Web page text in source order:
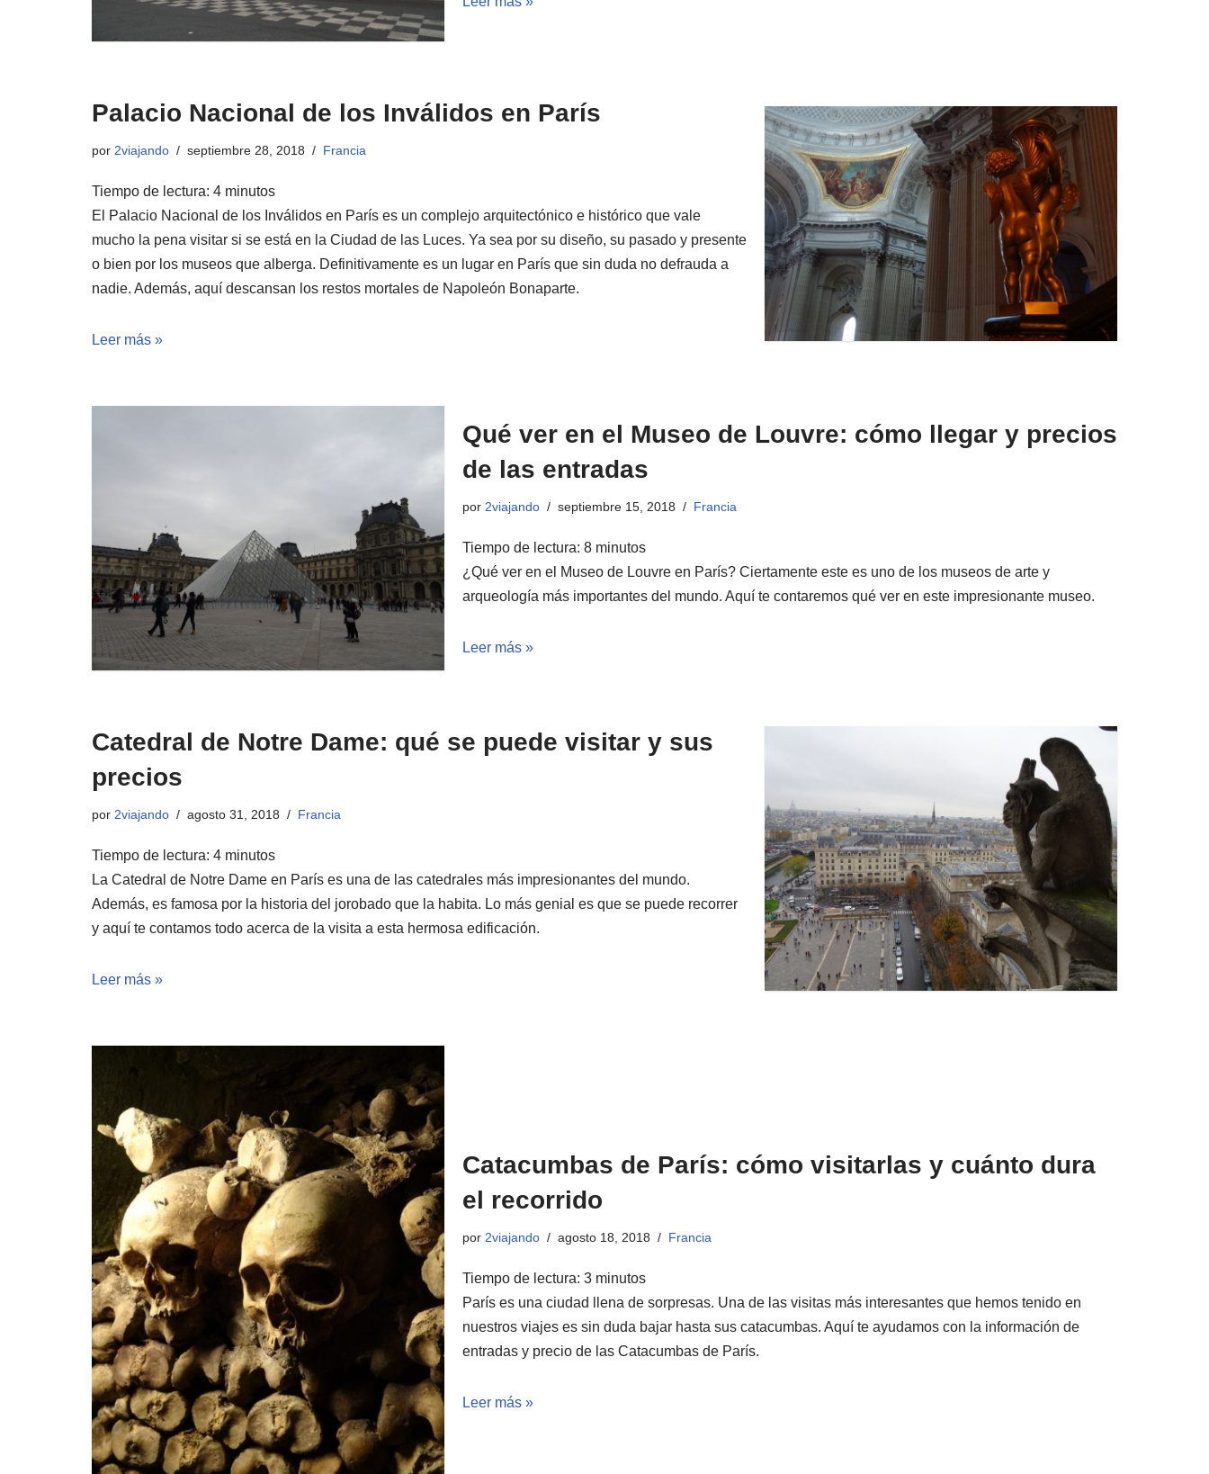
Palacio Nacional de los Inválidos en París
por 2viajando septiembre 28, 2018 Francia
Tiempo de lectura: 4 minutos
El Palacio Nacional de los Inválidos en París es un complejo arquitectónico e histórico que vale
mucho la pena visitar si se está en la Ciudad de las Luces. Ya sea por su diseño, su pasado y presente
o bien por los museos que alberga. Definitivamente es un lugar en París que sin duda no defrauda a
nadie. Además, aquí descansan los restos mortales de Napoleón Bonaparte.
Leer más »
Qué ver en el Museo de Louvre: cómo llegar y precios
de las entradas
por 2viajando septiembre 15, 2018 Francia
Tiempo de lectura: 8 minutos
¿Qué ver en el Museo de Louvre en París? Ciertamente este es uno de los museos de arte y
arqueología más importantes del mundo. Aquí te contaremos qué ver en este impresionante museo.
Leer más »
Catedral de Notre Dame: qué se puede visitar y sus
precios
por 2viajando agosto 31, 2018 Francia
Tiempo de lectura: 4 minutos
La Catedral de Notre Dame en París es una de las catedrales más impresionantes del mundo.
Además, es famosa por la historia del jorobado que la habita. Lo más genial es que se puede recorrer
y aquí te contamos todo acerca de la visita a esta hermosa edificación.
Leer más »
Catacumbas de París: cómo visitarlas y cuánto dura
el recorrido
por 2viajando agosto 18, 2018 Francia
Tiempo de lectura: 3 minutos
París es una ciudad llena de sorpresas. Una de las visitas más interesantes que hemos tenido en
nuestros viajes es sin duda bajar hasta sus catacumbas. Aquí te ayudamos con la información de
entradas y precio de las Catacumbas de París.
Leer más »